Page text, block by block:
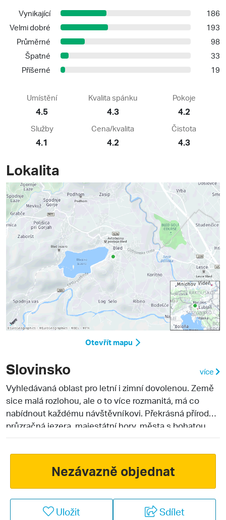
Vynikající
186
Velmi dobré
193
Průměrné
98
Špatné
33
Příšerné
19
Umístění
4.5
Kvalita spánku
4.3
Pokoje
4.2
Služby
4.1
Cena/kvalita
4.2
Čistota
4.3
Lokalita
Otevřít mapu
Slovinsko více
Vyhledávaná oblast pro letní i zimní dovolenou. Země
sice malá rozlohou, ale o to více rozmanitá, má co
nabídnout každému návštěvníkovi. Překrásná příroda,
průzračná jezera, majestátní hory, města s bohatou
historií a milí hostitelé dávají příslib k nevšedním
Nezávazně objednat
Uložit Sdílet